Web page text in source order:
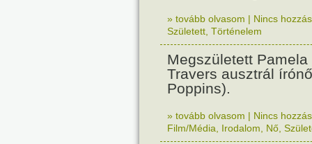
» tovább olvasom | Nincs
Született Történelem
Megszületett Pamela
Travers ausztrál
Poppins).
» tovább olvasom | Nincs
Film/Média
Irodalom Nő